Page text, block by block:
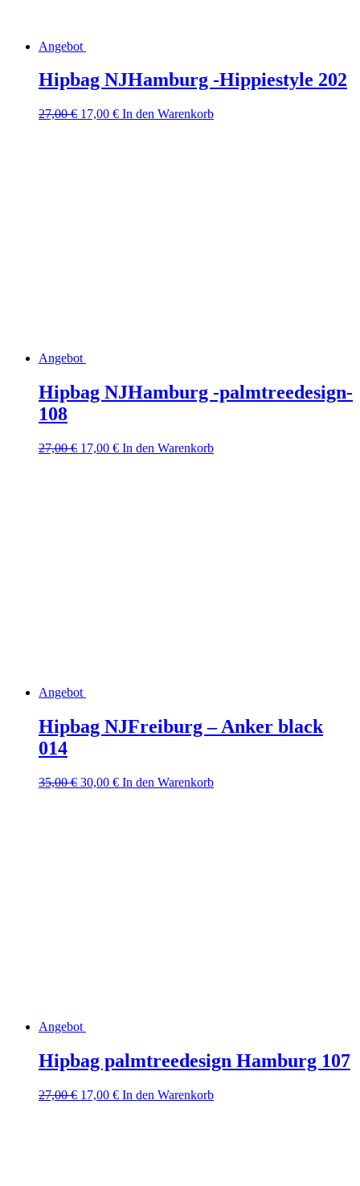
Angebot
Hipbag NJHamburg -Hippiestyle 202
27,00€ Ursprünglicher
17,00 €Aktueller
In den Warenkorb
Angebot
Hipbag NJHamburg -palmtreedesign-
108
27,00€ Ursprünglicher
17,00 €Aktueller
In den Warenkorb
Angebot
Hipbag NJFreiburg – Anker black
014
35,00€ Ursprünglicher
30,00 €Aktueller
In den Warenkorb
Angebot
Hipbag palmtreedesign Hamburg 107
27,00€ Ursprünglicher
17,00 €Aktueller
In den Warenkorb